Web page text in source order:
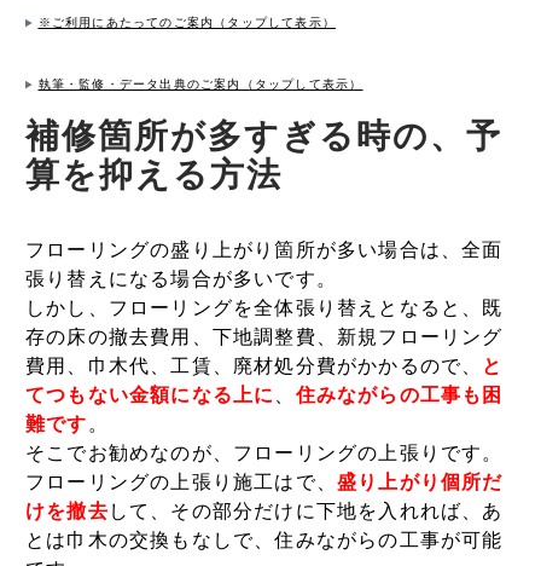
※ご利用にあたってのご案内（タップして表示）
執筆・監修・データ出典のご案内（タップして表示）
補修箇所が多すぎる時の、予
算を抑える方法
フローリングの盛り上がり箇所が多い場合は、全面
張り替えになる場合が多いです。
しかし、フローリングを全体張り替えとなると、既
存の床の撤去費用、下地調整費、新規フローリング
費用、巾木代、工賃、廃材処分費がかかるので、 と
てつもない金額になる上に
住みながらの工事も困
難です 。
そこでお勧めなのが、フローリングの上張りです。
フローリングの上張り施工はで、 盛り上がり個所だ
けを撤去 して、その部分だけに下地を入れれば、あ
とは巾木の交換もなしで、住みながらの工事が可能